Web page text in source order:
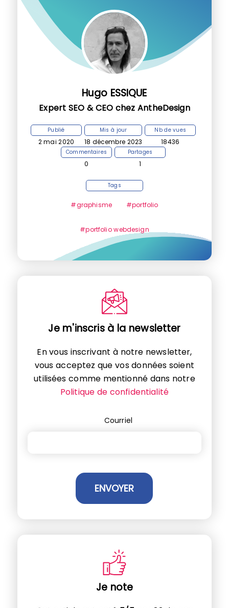
Hugo ESSIQUE
Expert SEO & CEO chez AntheDesign
Publié
2 mai 2020
Mis à jour
18 décembre 2023
Nb de vues
18436
Commentaires
0
Partages
1
Tags
#graphisme #portfolio
#portfolio webdesign
Je m'inscris à la newsletter
En vous inscrivant à notre newsletter,
vous acceptez que vos données soient
utilisées comme mentionné dans notre
Politique de confidentialité
Courriel
Je note